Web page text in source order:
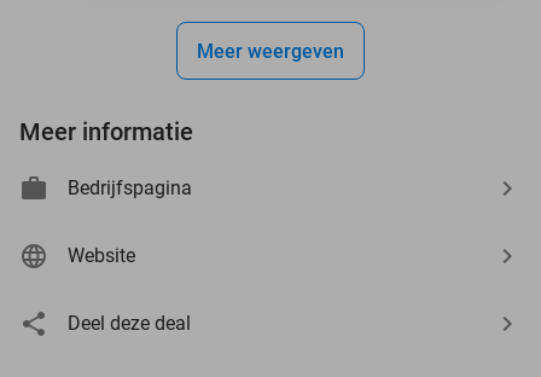
Meer weergeven
Meer informatie
Bedrijfspagina
Website
Deel deze deal